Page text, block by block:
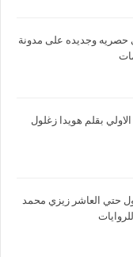
حصريه وجديده على مدونة
بقلم هويدا زغلول
حتي العاشر زيزي محمد